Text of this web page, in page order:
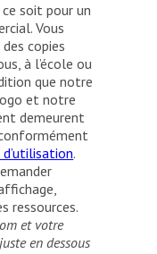
soit pour un
Vous
copies
à l’école ou
que notre
et notre
demeurent
.
ressources.
et votre
en dessous